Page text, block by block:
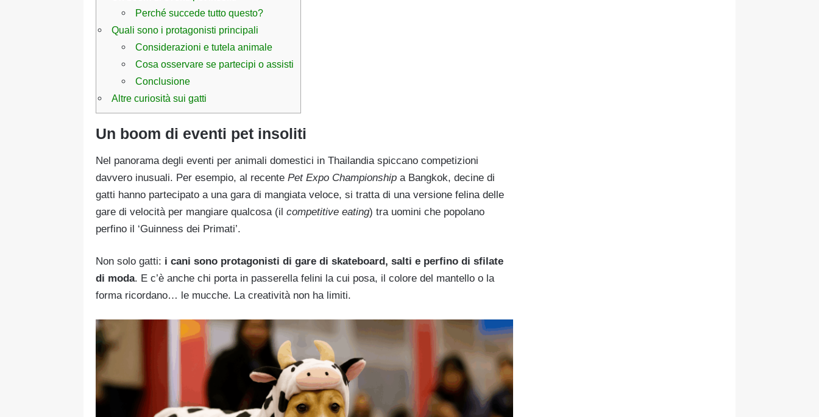
Perché succede tutto questo?
Quali sono i protagonisti principali
Considerazioni e tutela animale
Cosa osservare se partecipi o assisti
Conclusione
Altre curiosità sui gatti
Un boom di eventi pet insoliti
Nel panorama degli eventi per animali domestici in Thailandia spiccano competizioni
davvero inusuali. Per esempio, al recente Pet Expo Championship a Bangkok, decine di
gatti hanno partecipato a una gara di mangiata veloce, si tratta di una versione felina delle
gare di velocità per mangiare qualcosa (il competitive eating) tra uomini che popolano
perfino il ‘Guinness dei Primati’.
Non solo gatti: i cani sono protagonisti di gare di skateboard, salti e perfino di sfilate
di moda. E c’è anche chi porta in passerella felini la cui posa, il colore del mantello o la
forma ricordano… le mucche. La creatività non ha limiti.